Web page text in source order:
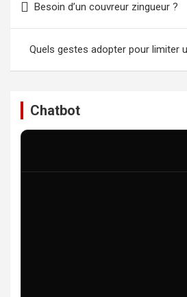
de
l’article
Besoin d’un couvreur zingueur ?
Quels gestes adopter pour limiter
Chatbot